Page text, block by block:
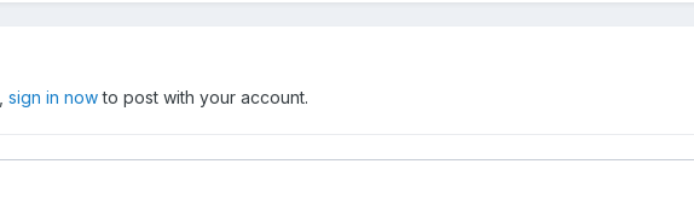
sign in nowto post with your account.